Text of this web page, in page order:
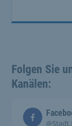
Folgen Sie
Kanälen: